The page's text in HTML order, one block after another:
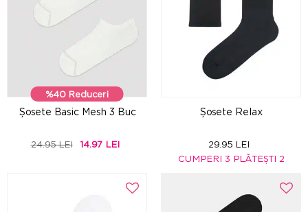
%40 Reduceri
Șosete Basic Mesh 3 Buc
24.95 LEI 14.97 LEI
Șosete Relax
29.95 LEI
CUMPERI 3 PLĂTEȘTI 2